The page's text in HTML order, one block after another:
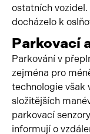
ostatních
docházelo k
Parkovací
Parkování v
zejména pro
technologie však
složitějších
parkovací
informují o